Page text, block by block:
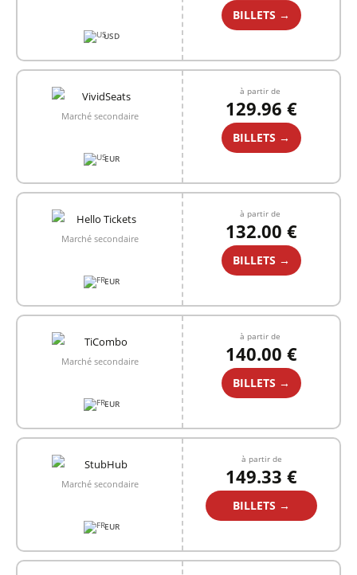
USD
BILLETS →
Marché secondaire
EUR
à partir de
129.96 €
BILLETS →
Marché secondaire
EUR
à partir de
132.00 €
BILLETS →
Marché secondaire
EUR
à partir de
140.00 €
BILLETS →
Marché secondaire
EUR
à partir de
149.33 €
BILLETS →